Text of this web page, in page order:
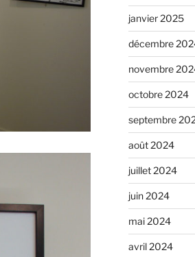
janvier 2025
décembre
novembre
octobre 2024
septembre
août 2024
juillet 2024
juin 2024
mai 2024
avril 2024